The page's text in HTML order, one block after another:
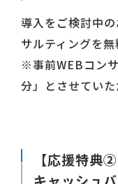
導入をご検討中
サルティングを無
※事前WEBコン
分」とさせていた
【応援特典
キャッシュ